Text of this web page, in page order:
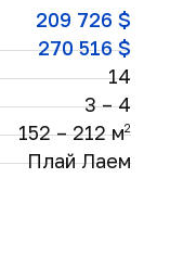
209 726 $
270 516 $
14
3 – 4
152 – 212 м2
Плай Лаем